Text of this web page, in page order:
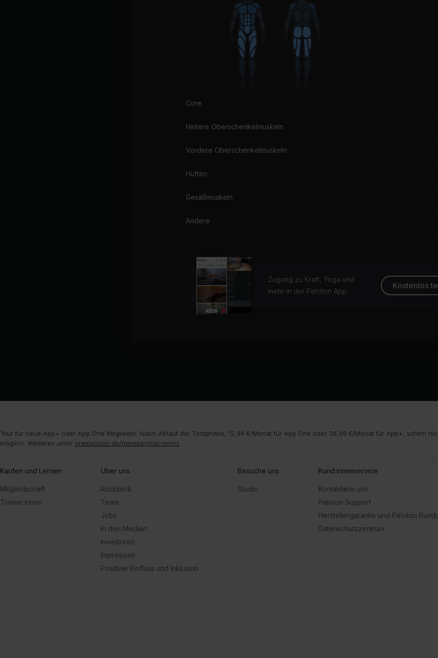
Ólafur Arnalds
Core
Hintere Oberschenkelmuskeln
Vordere Oberschenkelmuskeln
Hüften
Gesäßmuskeln
Andere
Zugang zu Kraft, Yoga und
mehr in der Peloton App
Kostenlos
¹Nur für neue App+ oder App One Mitglieder. Nach Ablauf der Testphase, 12,99 €/Monat für App One oder 28,99 €/Monat für App+, sofern
möglich. Weiteres unter onepeloton.de/membership-terms
Kaufen und Lernen
Mitgliedschaft
Trainer:innen
Über uns
Rückblick
Team
Jobs
In den Medien
Investoren
Impressum
Positiver Einfluss und Inklusion
Besuche uns
Studio
Kund:innenservice
Kontaktiere uns
Peloton Support
Herstellergarantie und Peloton
Datenschutzzentrum